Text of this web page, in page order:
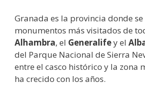
Granada es la provincia donde
monumentos más visitados de
Alhambra, el Generalifey el
del Parque Nacional de Sierra
entre el casco histórico y la zona
ha crecido con los años.